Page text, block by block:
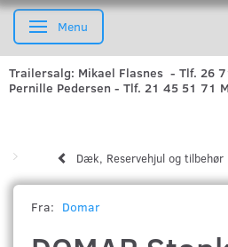
Skifte navigation
Menu
Trailersalg: Mikael Flasnes - Tlf. 26
Pernille Pedersen - Tlf. 21 45 51 71
Dæk, Reservehjul og tilbehør
Fra: Domar